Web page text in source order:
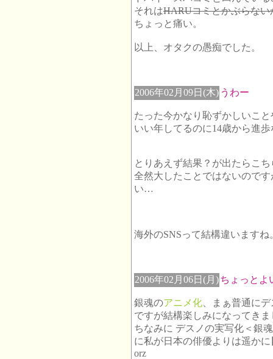
それはHARUコミとかぶらない
ちょっと痛い。
以上、オタクの愚痴でした。
2006年02月09日(木) うわー
たった今かなり恥ずかしいこ
いい年してるのに14歳から進
とりあえず結果？が出たらこ
全然大したことではないので
い…
海外のSNSって結構違いますね
2006年02月06日(月)ちょっと
銀魂のアニメ化 、まぁ普通に
ですが結構楽しみになってきま
ちなみに デスノの実写化＜銀
に私が日本の俳優よりは遥かに
orz